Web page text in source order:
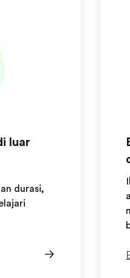
luar
durasi,